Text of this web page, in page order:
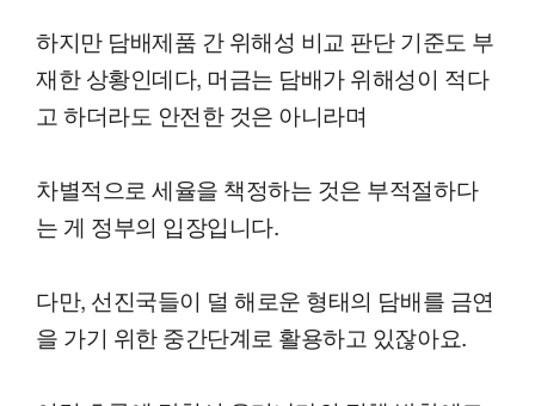
하지만 담배제품 간 위해성 비교 판단 기준도 부
재한 상황인데다, 머금는 담배가 위해성이 적다
고 하더라도 안전한 것은 아니라며
차별적으로 세율을 책정하는 것은 부적절하다
는 게 정부의 입장입니다.
다만, 선진국들이 덜 해로운 형태의 담배를 금연
을 가기 위한 중간단계로 활용하고 있잖아요.